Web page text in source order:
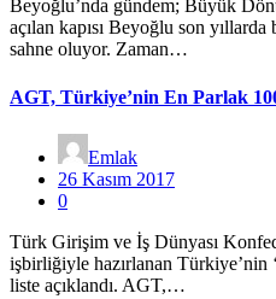
Beyoğlu’nda gündem; Büyük
açılan kapısı Beyoğlu son
sahne oluyor. Zaman…
AGT, Türkiye’nin En Parlak
Emlak
26 Kasım 2017
0
Türk Girişim ve İş Dünyası
işbirliğiyle hazırlanan Türkiye’nin
liste açıklandı. AGT,…